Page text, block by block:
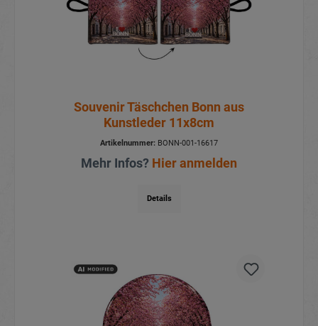
Souvenir Täschchen Bonn aus
Kunstleder 11x8cm
Artikelnummer: BONN-001-16617
Mehr Infos? Hier anmelden
Details